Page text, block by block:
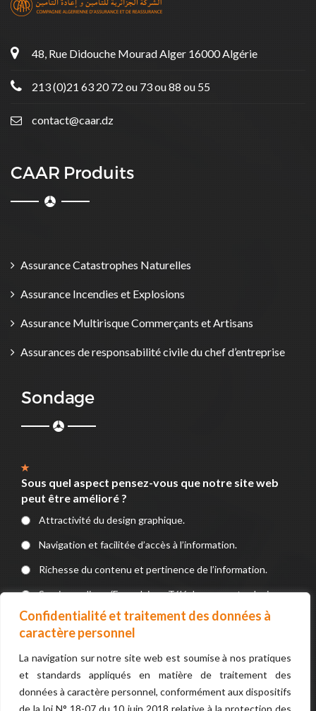
Confidentialité et traitement des données à
caractère personnel
La navigation sur notre site web est soumise à nos pratiques
et standards appliqués en matière de traitement des
données à caractère personnel, conformément aux dispositifs
de la loi N° 18-07 du 10 juin 2018 relative à la protection des
48, Rue Didouche Mourad Alger 16000 Algérie
213 (0)21 63 20 72 ou 73 ou 88 ou 55
contact@caar.dz
CAAR Produits
Assurance Catastrophes Naturelles
Assurance Incendies et Explosions
Assurance Multirisque Commerçants et Artisans
Assurances de responsabilité civile du chef d’entreprise
Sondage
Sous quel aspect pensez-vous que notre site web
peut être amélioré ?
Attractivité du design graphique.
Navigation et facilitée d’accès à l’information.
Richesse du contenu et pertinence de l’information.
Service en ligne (Formulaires, Téléchargements, devis, e-
paiement).
VOTER